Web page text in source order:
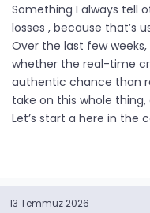
Something I always tell
losses , because that’s
Over the last few
whether the real-time
authentic chance than
take on this whole
Let’s start a here in the
13 Temmuz 2026